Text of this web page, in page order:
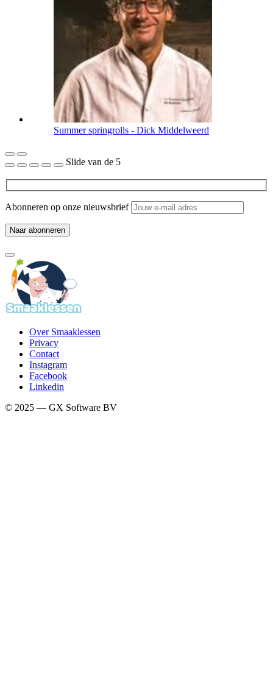
Summer springrolls - Dick Middelweerd
Slide van de 5
Abonneren op onze nieuwsbrief
Over Smaaklessen
Privacy
Contact
Instagram
Facebook
Linkedin
© 2025 — GX Software BV